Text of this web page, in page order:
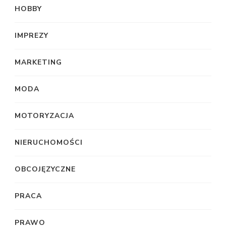
HOBBY
IMPREZY
MARKETING
MODA
MOTORYZACJA
NIERUCHOMOŚCI
OBCOJĘZYCZNE
PRACA
PRAWO